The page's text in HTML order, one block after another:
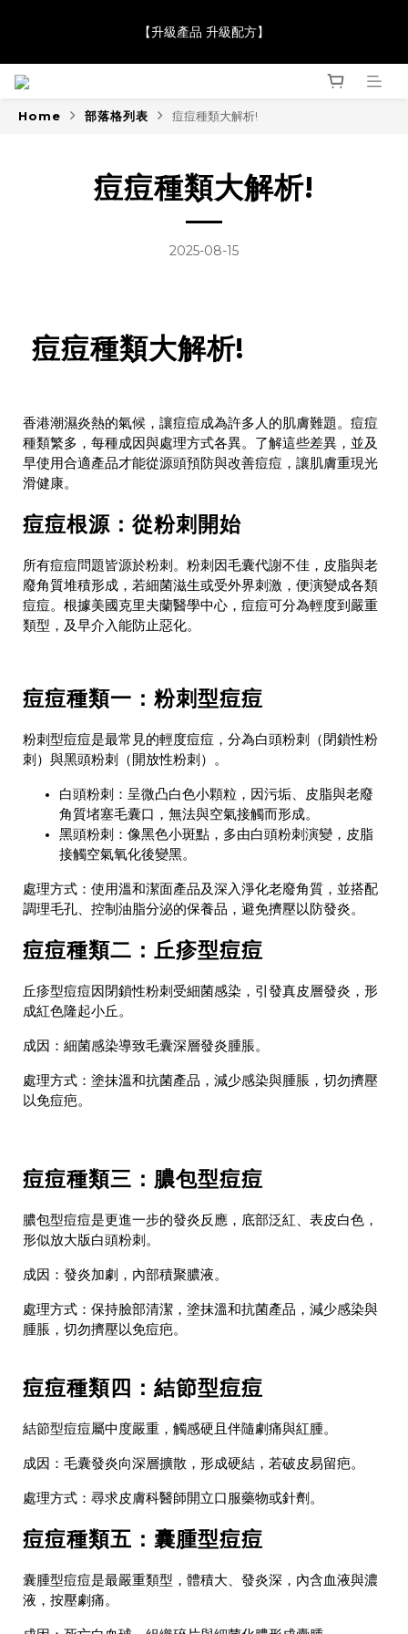
Award 勇奪金獎】
【升級產品 升級配方】
【JaneClare 康膚薈在iida Award Milan 2024 Professional
Award 勇奪金獎】
Home 部落格列表 痘痘種類大解析!
痘痘種類大解析!
2025-08-15
痘痘種類大解析!
香港潮濕炎熱的氣候，讓痘痘成為許多人的肌膚難題。痘痘
種類繁多，每種成因與處理方式各異。了解這些差異，並及
早使用合適產品才能從源頭預防與改善痘痘，讓肌膚重現光
滑健康。
痘痘根源：從粉刺開始
所有痘痘問題皆源於粉刺。粉刺因毛囊代謝不佳，皮脂與老
廢角質堆積形成，若細菌滋生或受外界刺激，便演變成各類
痘痘。根據美國克里夫蘭醫學中心，痘痘可分為輕度到嚴重
類型，及早介入能防止惡化。
痘痘種類一：粉刺型痘痘
粉刺型痘痘是最常見的輕度痘痘，分為白頭粉刺（閉鎖性粉
刺）與黑頭粉刺（開放性粉刺）。
白頭粉刺 ：呈微凸白色小顆粒，因污垢、皮脂與老廢
角質堵塞毛囊口，無法與空氣接觸而形成。
黑頭粉刺 ：像黑色小斑點，多由白頭粉刺演變，皮脂
接觸空氣氧化後變黑。
處理方式 ：使用溫和潔面產品及深入淨化老廢角質，並搭配
調理毛孔、控制油脂分泌的保養品，避免擠壓以防發炎。
痘痘種類二：丘疹型痘痘
丘疹型痘痘因閉鎖性粉刺受細菌感染，引發真皮層發炎，形
成紅色隆起小丘。
成因 ：細菌感染導致毛囊深層發炎腫脹。
處理方式 ：塗抹溫和抗菌產品，減少感染與腫脹，切勿擠壓
以免痘疤。
痘痘種類三：膿包型痘痘
膿包型痘痘是更進一步的發炎反應，底部泛紅、表皮白色，
形似放大版白頭粉刺。
成因 ：發炎加劇，內部積聚膿液。
處理方式 ：保持臉部清潔，塗抹溫和抗菌產品，減少感染與
腫脹，切勿擠壓以免痘疤。
痘痘種類四：結節型痘痘
結節型痘痘屬中度嚴重，觸感硬且伴隨劇痛與紅腫。
成因 ：毛囊發炎向深層擴散，形成硬結，若破皮易留疤。
處理方式 ：尋求皮膚科醫師開立口服藥物或針劑。
痘痘種類五：囊腫型痘痘
囊腫型痘痘是最嚴重類型，體積大、發炎深，內含血液與濃
液，按壓劇痛。